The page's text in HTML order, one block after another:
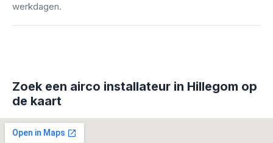
werkdagen.
Zoek een airco installateur in Hillegom op
de kaart